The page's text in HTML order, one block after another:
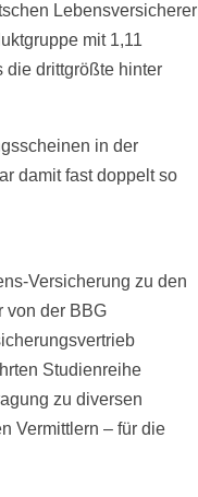
Lebensversicherer
mit 1,11
die drittgrößte hinter
in der
damit fast doppelt so
Versicherung zu den
von der BBG
Studienreihe
zu diversen
Vermittlern – für die